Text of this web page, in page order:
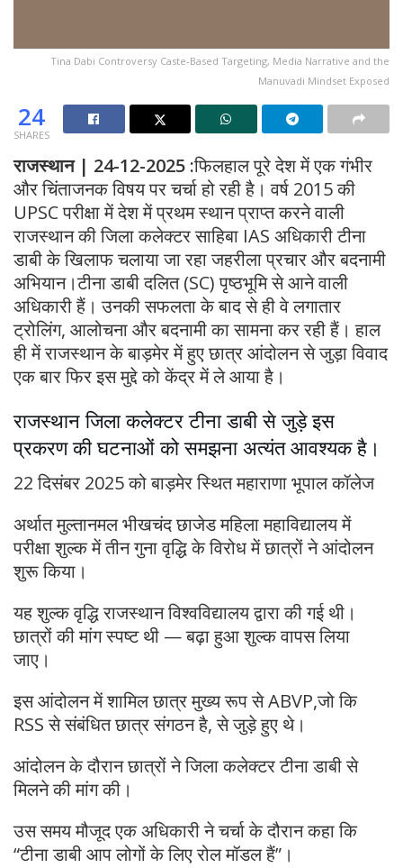
Tina Dabi Controversy Caste-Based Targeting, Media Narrative and the
Manuvadi Mindset Exposed
24
SHARES
राजस्थान | 24-12-2025 :फिलहाल पूरे देश में एक गंभीर
और चिंताजनक विषय पर चर्चा हो रही है। वर्ष 2015 की
UPSC परीक्षा में देश में प्रथम स्थान प्राप्त करने वाली
राजस्थान की जिला कलेक्टर साहिबा IAS अधिकारी टीना
डाबी के खिलाफ चलाया जा रहा जहरीला प्रचार और बदनामी
अभियान।टीना डाबी दलित (SC) पृष्ठभूमि से आने वाली
अधिकारी हैं। उनकी सफलता के बाद से ही वे लगातार
ट्रोलिंग, आलोचना और बदनामी का सामना कर रही हैं। हाल
ही में राजस्थान के बाड़मेर में हुए छात्र आंदोलन से जुड़ा विवाद
एक बार फिर इस मुद्दे को केंद्र में ले आया है।
राजस्थान जिला कलेक्टर टीना डाबी से जुड़े इस
प्रकरण की घटनाओं को समझना अत्यंत आवश्यक है।
22 दिसंबर 2025 को बाड़मेर स्थित महाराणा भूपाल कॉलेज
अर्थात मुल्तानमल भीखचंद छाजेड महिला महाविद्यालय में
परीक्षा शुल्क में तीन गुना वृद्धि के विरोध में छात्रों ने आंदोलन
शुरू किया।
यह शुल्क वृद्धि राजस्थान विश्वविद्यालय द्वारा की गई थी।
छात्रों की मांग स्पष्ट थी — बढ़ा हुआ शुल्क वापस लिया
जाए।
इस आंदोलन में शामिल छात्र मुख्य रूप से ABVP,जो कि
RSS से संबंधित छात्र संगठन है, से जुड़े हुए थे।
आंदोलन के दौरान छात्रों ने जिला कलेक्टर टीना डाबी से
मिलने की मांग की।
उस समय मौजूद एक अधिकारी ने चर्चा के दौरान कहा कि
“टीना डाबी आप लोगों के लिए रोल मॉडल हैं”।